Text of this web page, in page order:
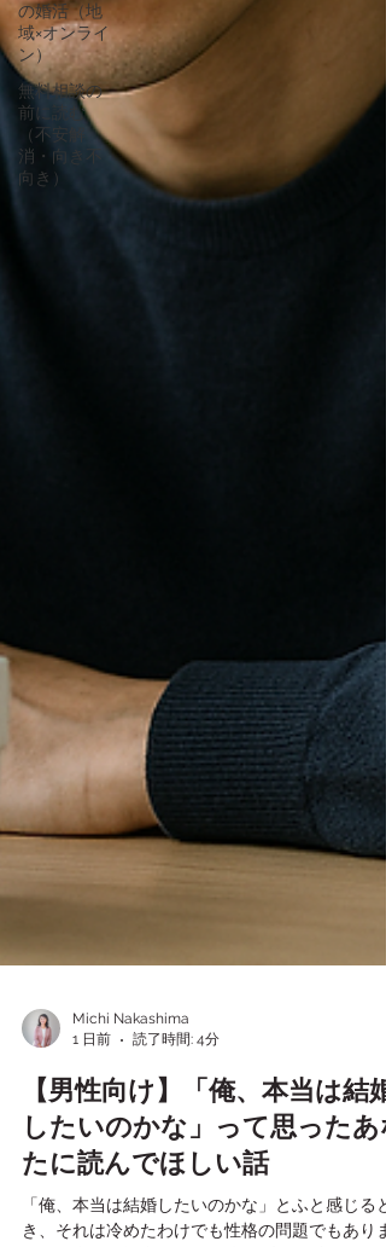
の婚活（地
域×オンライ
ン）
無料相談の
前に読む
（不安解
消・向き不
向き）
1 日前
読了時間: 4分
【男性向け】「俺、本当は結婚
したいのかな」って思ったあ
たに読んでほしい話